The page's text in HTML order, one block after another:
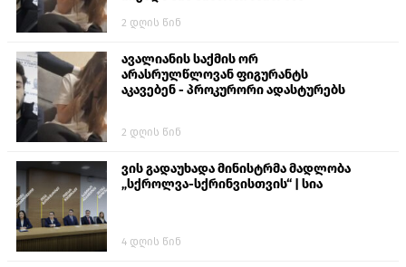
თავს დასხმოდა გიგა ავალიანს“
2 დღის წინ
ავალიანის საქმის ორ
არასრულწლოვან ფიგურანტს
აკავებენ - პროკურორი ადასტურებს
2 დღის წინ
ვის გადაუხადა მინისტრმა მადლობა
„სქროლვა-სქრინვისთვის“ | სია
4 დღის წინ